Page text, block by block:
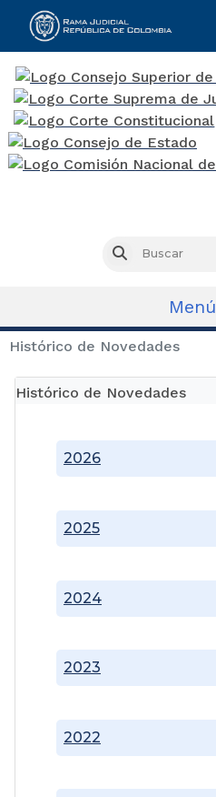
Buscar
Menú
Histórico de Novedades
Histórico de Novedades
2022
2023
2024
2025
2026